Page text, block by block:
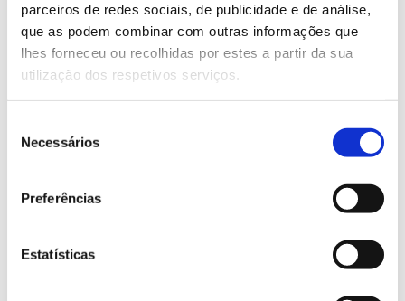
parceiros de redes sociais, de publicidade e de análise,
que as podem combinar com outras informações que
lhes forneceu ou recolhidas por estes a partir da sua
utilização dos respetivos serviços.
Necessários
Preferências
Estatísticas
13.07.2026
Genoma do priolo e de outras espécies em risco:
conhecer para conservar
Registar galhas de Trichi em acácia-das-espigas: